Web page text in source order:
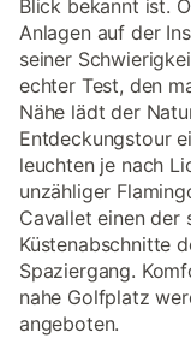
Blick bekannt ist.
Anlagen auf der
seiner
echter Test, den
Nähe lädt der
Entdeckungstour
leuchten je nach
unzähliger
Cavallet einen der
Küstenabschnitte
Spaziergang.
nahe Golfplatz
angeboten.